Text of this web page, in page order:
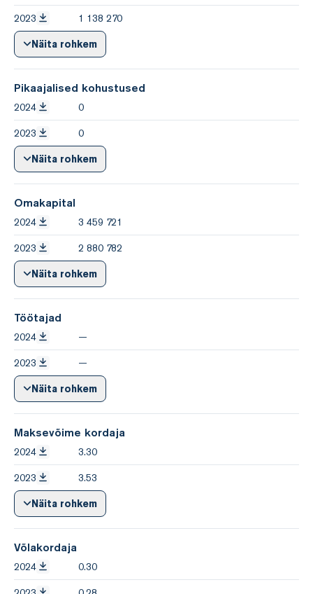
2023 1 138 270
Näita rohkem
Pikaajalised kohustused
2024 0
2023 0
Näita rohkem
Omakapital
2024 3 459 721
2023 2 880 782
Näita rohkem
Töötajad
2024 —
2023 —
Näita rohkem
Maksevõime kordaja
2024 3.30
2023 3.53
Näita rohkem
Võlakordaja
2024 0.30